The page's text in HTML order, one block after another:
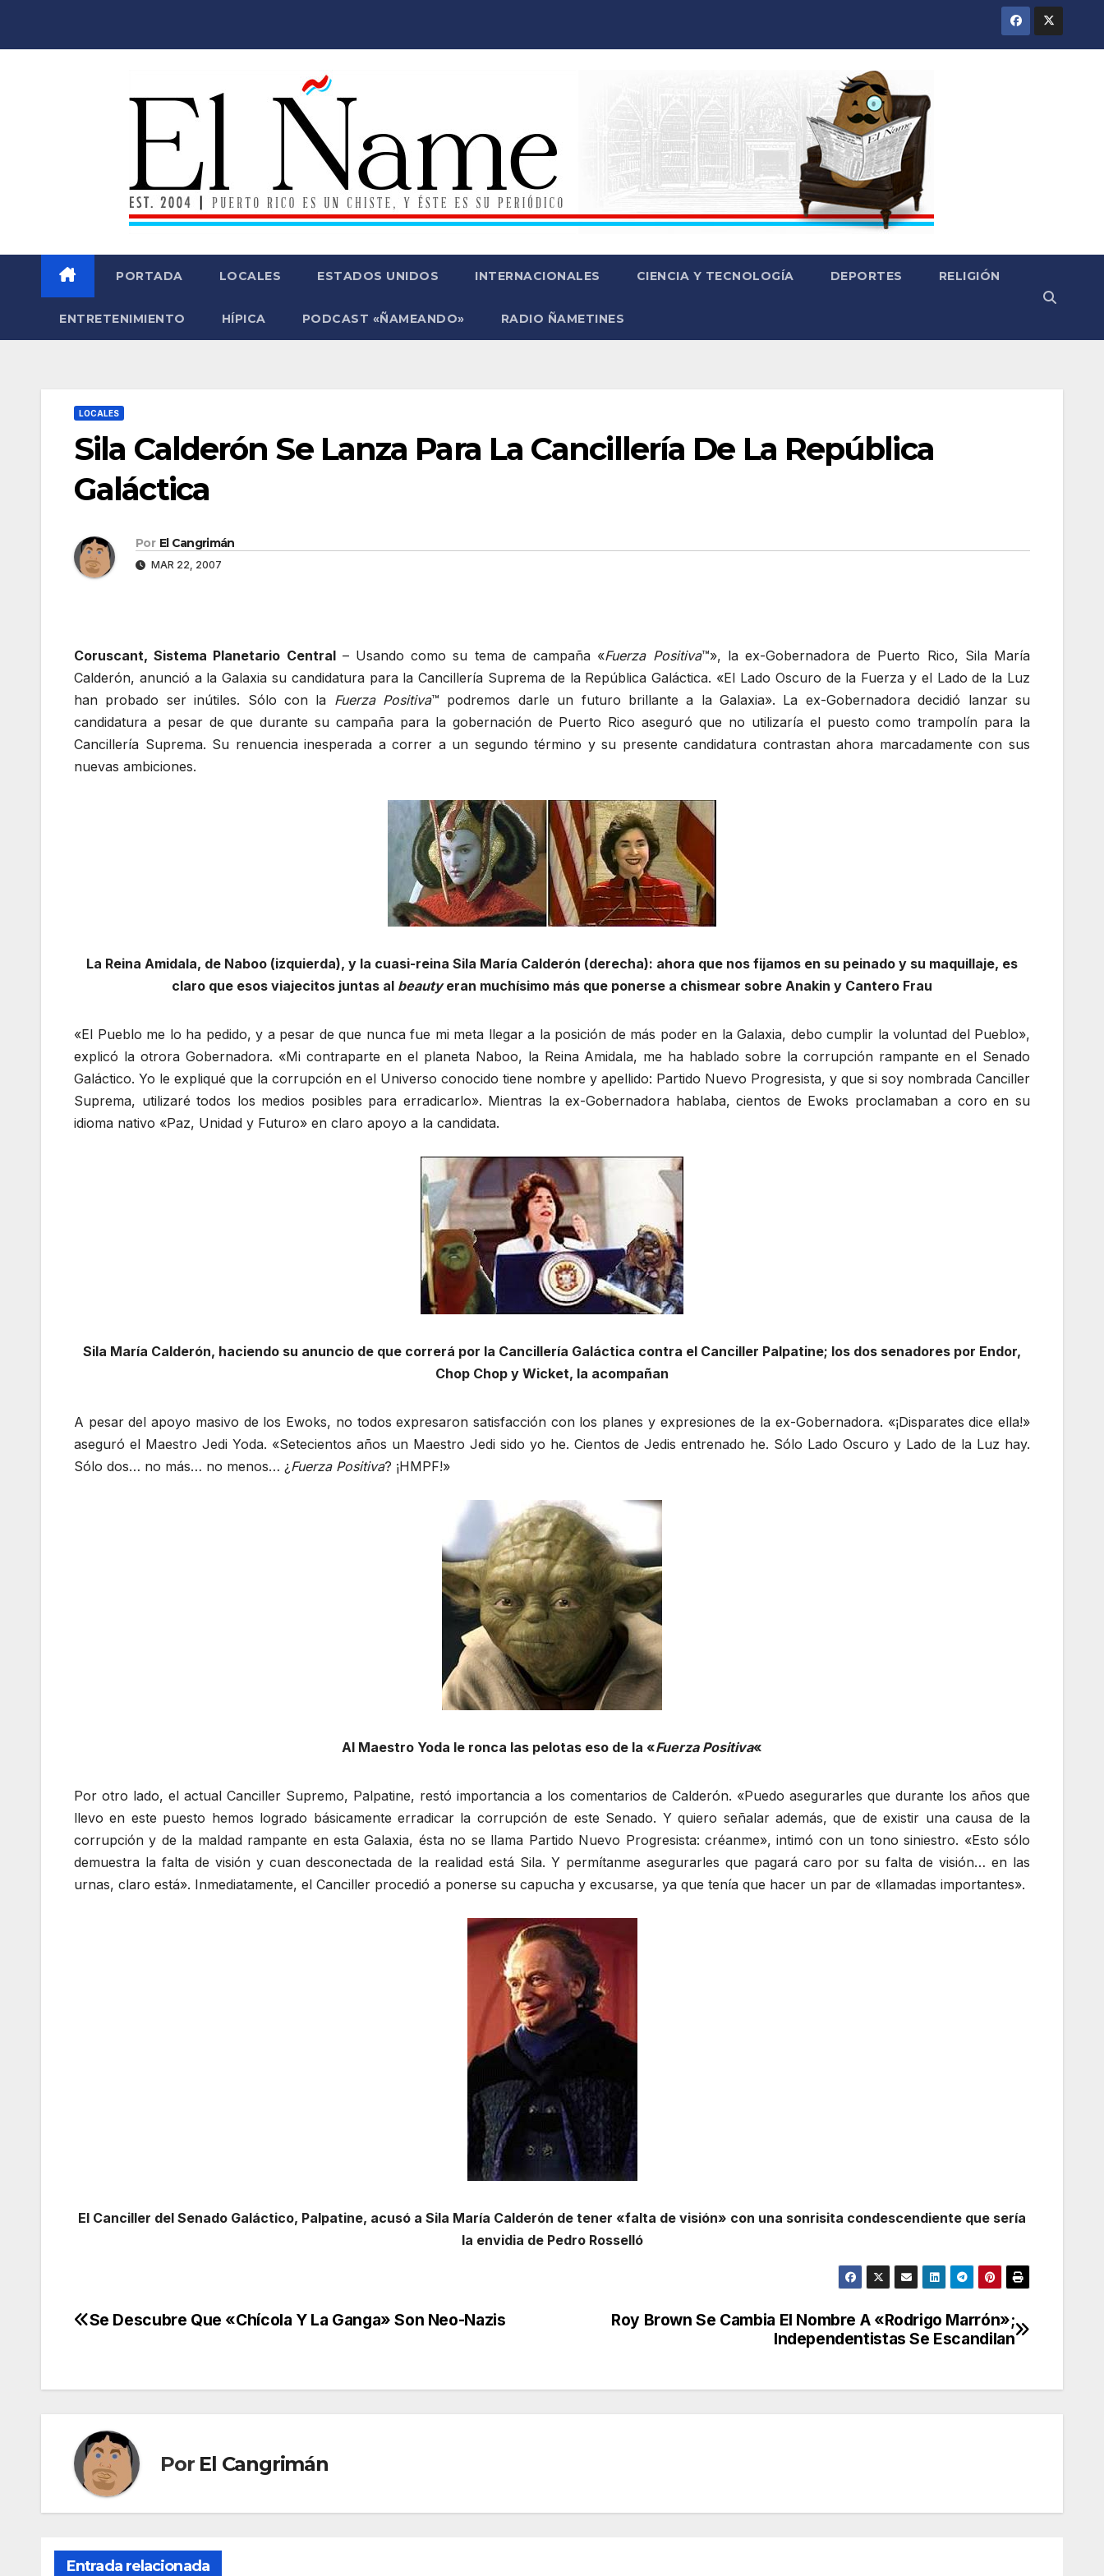
PORTADA LOCALES ESTADOS UNIDOS INTERNACIONALES CIENCIA Y TECNOLOGÍA DEPORTES RELIGIÓN
ENTRETENIMIENTO HÍPICA PODCAST «ÑAMEANDO» RADIO ÑAMETINES
LOCALES
Sila Calderón Se Lanza Para La Cancillería De La República
Galáctica
Por El Cangrimán
MAR 22, 2007
Coruscant, Sistema Planetario Central– Usando como su tema de campaña «Fuerza Positiva™», la ex-Gobernadora de Puerto Rico, Sila María
Calderón, anunció a la Galaxia su candidatura para la Cancillería Suprema de la República Galáctica. «El Lado Oscuro de la Fuerza y el Lado de la Luz
han probado ser inútiles. Sólo con la Fuerza Positiva™ podremos darle un futuro brillante a la Galaxia». La ex-Gobernadora decidió lanzar su
candidatura a pesar de que durante su campaña para la gobernación de Puerto Rico aseguró que no utilizaría el puesto como trampolín para la
Cancillería Suprema. Su renuencia inesperada a correr a un segundo término y su presente candidatura contrastan ahora marcadamente con sus
nuevas ambiciones.
La Reina Amidala, de Naboo (izquierda), y la cuasi-reina Sila María Calderón (derecha): ahora que nos fijamos en su peinado y su maquillaje, es
claro que esos viajecitos juntas al beautyeran muchísimo más que ponerse a chismear sobre Anakin y Cantero Frau
«El Pueblo me lo ha pedido, y a pesar de que nunca fue mi meta llegar a la posición de más poder en la Galaxia, debo cumplir la voluntad del Pueblo»,
explicó la otrora Gobernadora. «Mi contraparte en el planeta Naboo, la Reina Amidala, me ha hablado sobre la corrupción rampante en el Senado
Galáctico. Yo le expliqué que la corrupción en el Universo conocido tiene nombre y apellido: Partido Nuevo Progresista, y que si soy nombrada Canciller
Suprema, utilizaré todos los medios posibles para erradicarlo». Mientras la ex-Gobernadora hablaba, cientos de Ewoks proclamaban a coro en su
idioma nativo «Paz, Unidad y Futuro» en claro apoyo a la candidata.
Sila María Calderón, haciendo su anuncio de que correrá por la Cancillería Galáctica contra el Canciller Palpatine; los dos senadores por Endor,
Chop Chop y Wicket, la acompañan
A pesar del apoyo masivo de los Ewoks, no todos expresaron satisfacción con los planes y expresiones de la ex-Gobernadora. «¡Disparates dice ella!»
aseguró el Maestro Jedi Yoda. «Setecientos años un Maestro Jedi sido yo he. Cientos de Jedis entrenado he. Sólo Lado Oscuro y Lado de la Luz hay.
Sólo dos… no más… no menos… ¿Fuerza Positiva? ¡HMPF!»
Al Maestro Yoda le ronca las pelotas eso de la «Fuerza Positiva«
Por otro lado, el actual Canciller Supremo, Palpatine, restó importancia a los comentarios de Calderón. «Puedo asegurarles que durante los años que
llevo en este puesto hemos logrado básicamente erradicar la corrupción de este Senado. Y quiero señalar además, que de existir una causa de la
corrupción y de la maldad rampante en esta Galaxia, ésta no se llama Partido Nuevo Progresista: créanme», intimó con un tono siniestro. «Esto sólo
demuestra la falta de visión y cuan desconectada de la realidad está Sila. Y permítanme asegurarles que pagará caro por su falta de visión… en las
urnas, claro está». Inmediatamente, el Canciller procedió a ponerse su capucha y excusarse, ya que tenía que hacer un par de «llamadas importantes».
El Canciller del Senado Galáctico, Palpatine, acusó a Sila María Calderón de tener «falta de visión» con una sonrisita condescendiente que sería
la envidia de Pedro Rosselló
Navegación
entradas
Roy Brown Se Cambia El Nombre A «Rodrigo Marrón»;
Independentistas Se Escandilan
Se Descubre Que «Chícola Y La Ganga» Son Neo-Nazis
Por El Cangrimán
Entrada relacionada